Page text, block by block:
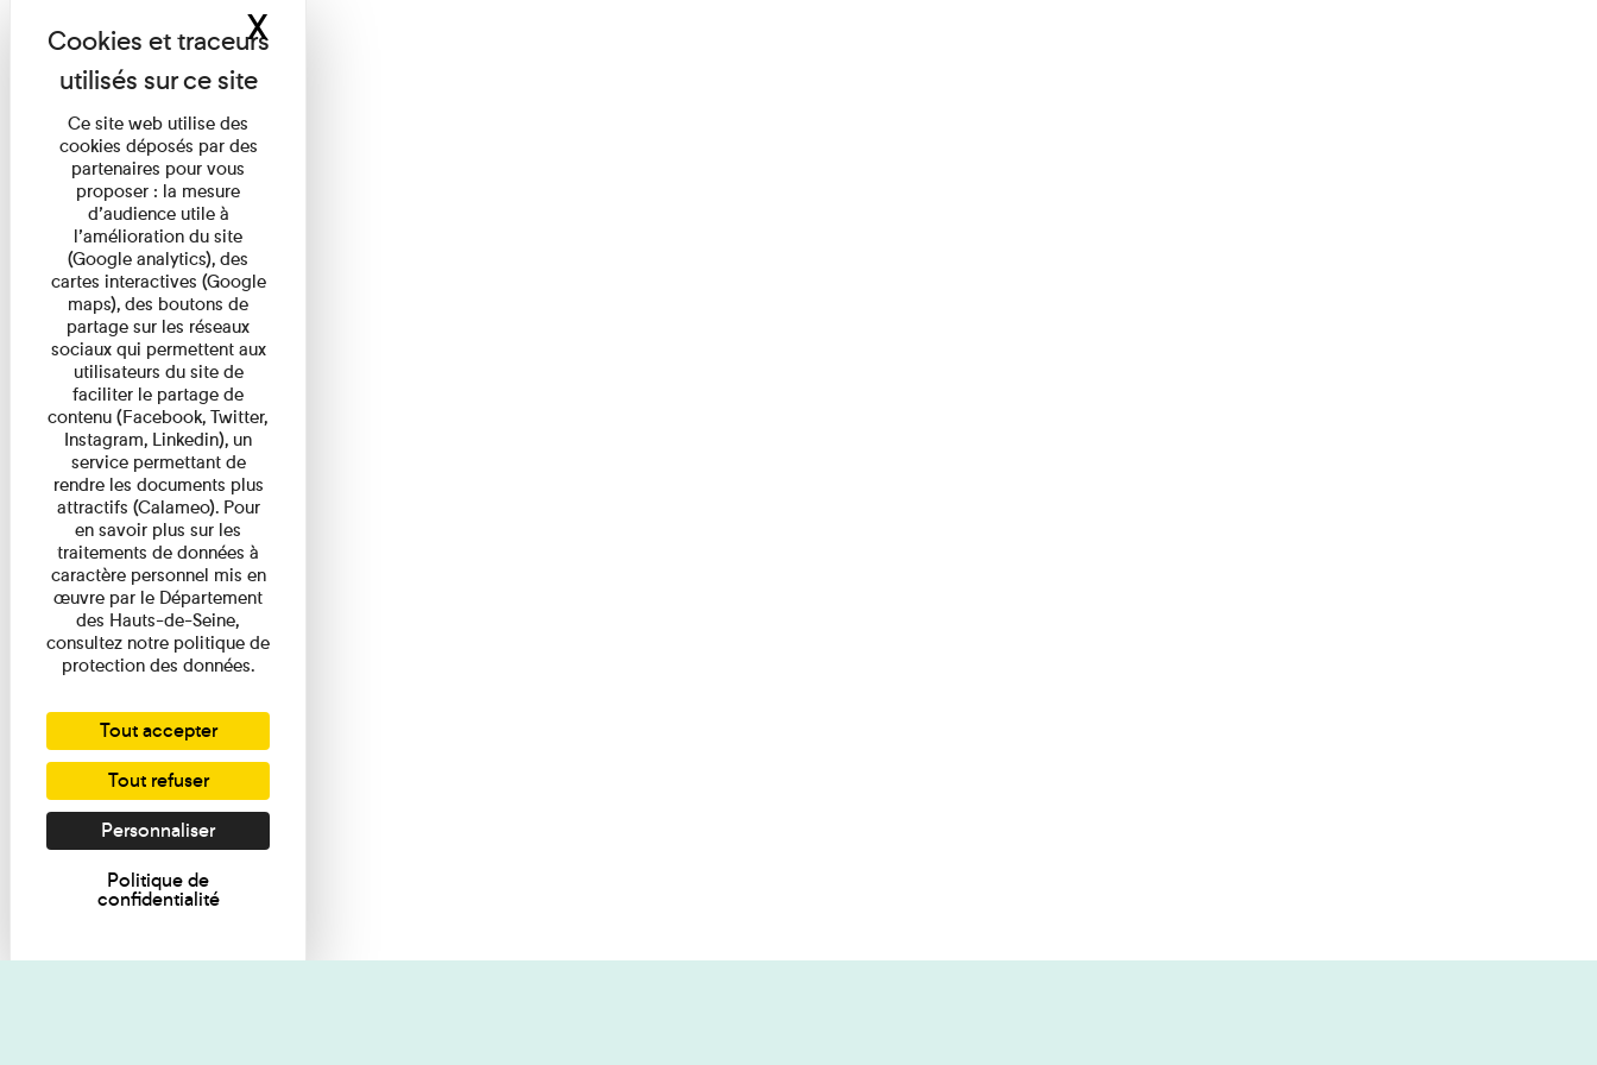
Ce site web utilise des
cookies déposés par des
partenaires pour vous
proposer : la mesure
d’audience utile à
l’amélioration du site
(Google analytics), des
cartes interactives (Google
maps), des boutons de
partage sur les réseaux
sociaux qui permettent aux
utilisateurs du site de
faciliter le partage de
contenu (Facebook, Twitter,
Instagram, Linkedin), un
service permettant de
rendre les documents plus
attractifs (Calameo). Pour
en savoir plus sur les
traitements de données à
caractère personnel mis en
œuvre par le Département
des Hauts-de-Seine,
consultez notre politique de
protection des données.
Tout accepter
Tout refuser
Personnaliser
Politique de
confidentialité
XMasquer le bandeau des cookies